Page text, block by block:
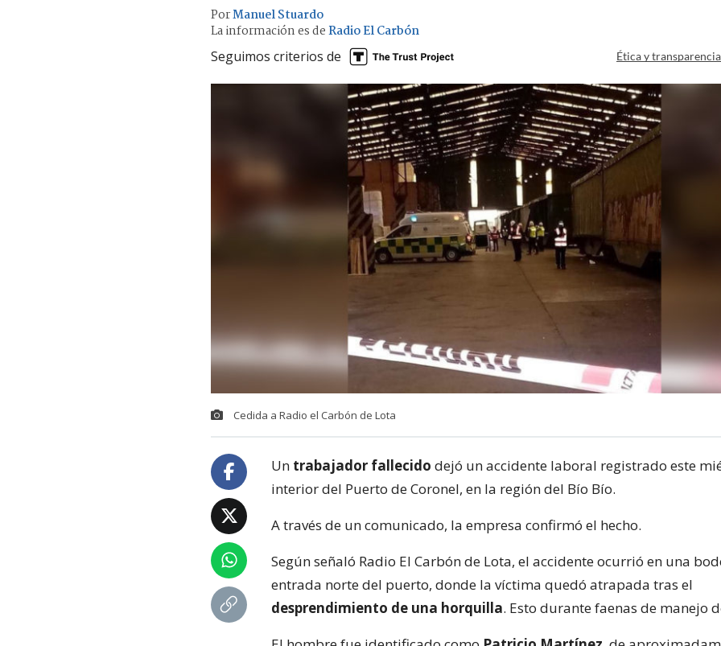
PorManuel Stuardo
La información es deRadio El Carbón
Seguimos criterios de Ética y
Cedida a Radio el Carbón de Lota
Un trabajador fallecido dejó un accidente laboral registrado este
interior del Puerto de Coronel, en la región del Bío Bío.
A través de un comunicado, la empresa confirmó el hecho.
Según señaló Radio El Carbón de Lota, el accidente ocurrió en una
entrada norte del puerto, donde la víctima quedó atrapada tras el
desprendimiento de una horquilla. Esto durante faenas de manejo